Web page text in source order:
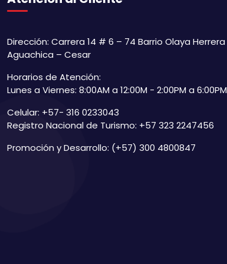
Dirección: Carrera 14 # 6 – 74 Barrio Olaya Herrera
Aguachica – Cesar
Horarios de Atención:
Lunes a Viernes: 8:00AM a 12:00M - 2:00PM a 6:00PM
Celular: +57- 316 0233043
Registro Nacional de Turismo: +57 323 2247456
Promoción y Desarrollo: (+57) 300 4800847